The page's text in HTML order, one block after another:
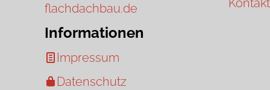
flachdachbau.de
Informationen
Impressum
Datenschutz
Kontakt